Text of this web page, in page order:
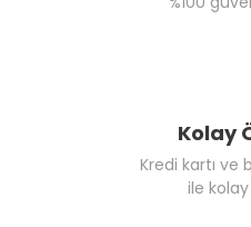
Kolay
Kredi kartı ve
ile